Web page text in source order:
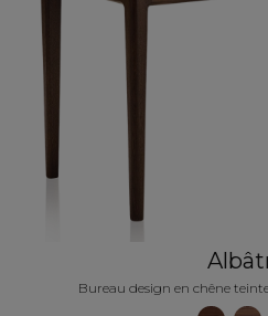
Bureau design en chêne